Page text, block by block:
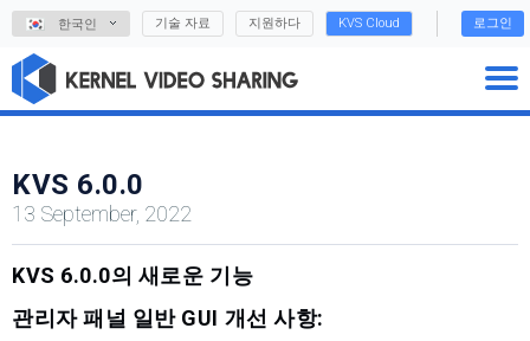
한국인 기술 자료 지원하다 KVS Cloud 로그인
KVS 6.0.0
13 September, 2022
KVS 6.0.0의 새로운 기능
관리자 패널 일반 GUI 개선 사항: